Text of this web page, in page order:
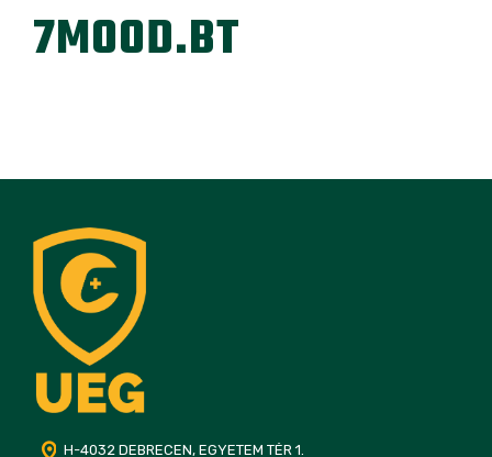
7MOOD.BT
H-4032 DEBRECEN, EGYETEM TÉR 1.